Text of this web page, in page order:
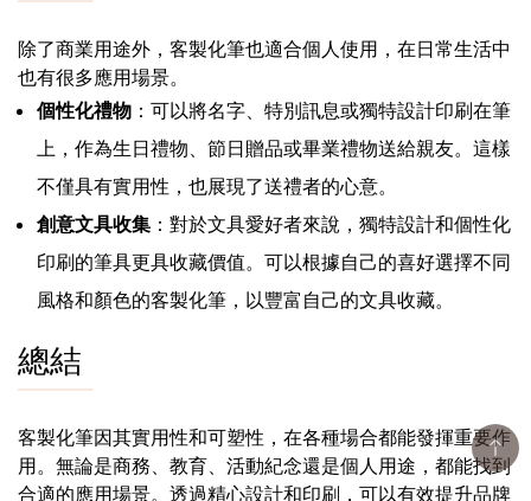
除了商業用途外，客製化筆也適合個人使用，在日常生活中
也有很多應用場景。
個性化禮物 ：可以將名字、特別訊息或獨特設計印刷在筆
上，作為生日禮物、節日贈品或畢業禮物送給親友。這樣
不僅具有實用性，也展現了送禮者的心意。
創意文具收集 ：對於文具愛好者來說，獨特設計和個性化
印刷的筆具更具收藏價值。可以根據自己的喜好選擇不同
風格和顏色的客製化筆，以豐富自己的文具收藏。
總結
客製化筆因其實用性和可塑性，在各種場合都能發揮重要作
用。無論是商務、教育、活動紀念還是個人用途，都能找到
合適的應用場景。透過精心設計和印刷，可以有效提升品牌